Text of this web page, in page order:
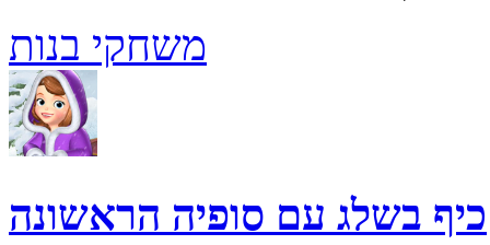
משחקי בנות
כיף בשלג עם סופיה הראשונה